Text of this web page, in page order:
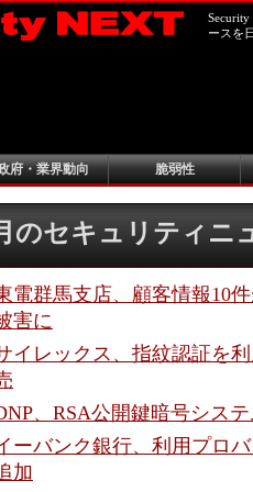
ースを
府・業界動向 脆弱性
のセキュリティニ
電群馬支店、顧客情報10
害に
イレックス、指紋認証を
、RSA公開鍵暗号シス
ーバンク銀行、利用プロ
加